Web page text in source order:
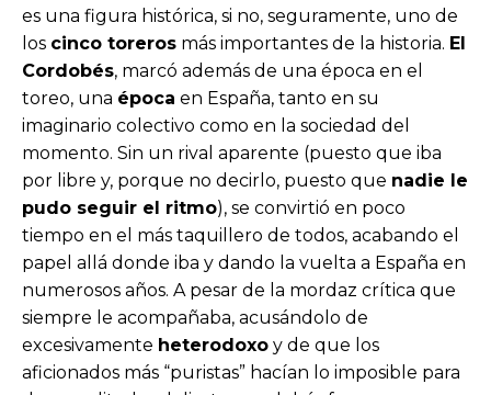
es una figura histórica, si no, seguramente, uno de
los cinco toreros más importantes de la historia. El
Cordobés, marcó además de una época en el
toreo, una época en España, tanto en su
imaginario colectivo como en la sociedad del
momento. Sin un rival aparente (puesto que iba
por libre y, porque no decirlo, puesto que nadie le
pudo seguir el ritmo), se convirtió en poco
tiempo en el más taquillero de todos, acabando el
papel allá donde iba y dando la vuelta a España en
numerosos años. A pesar de la mordaz crítica que
siempre le acompañaba, acusándolo de
excesivamente heterodoxo y de que los
aficionados más “puristas” hacían lo imposible para